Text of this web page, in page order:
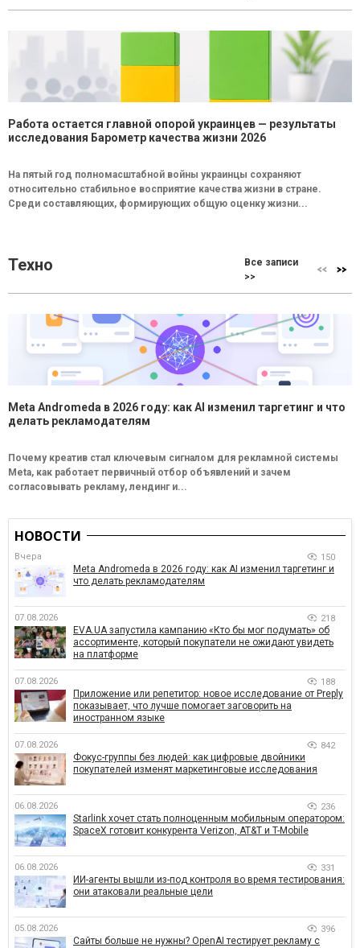
Работа остается главной опорой украинцев — результаты
исследования Барометр качества жизни 2026
На пятый год полномасштабной войны украинцы сохраняют
относительно стабильное восприятие качества жизни в стране.
Среди составляющих, формирующих общую оценку жизни...
Техно
Все записи
>>
Meta Andromeda в 2026 году: как AI изменил таргетинг и что
делать рекламодателям
Почему креатив стал ключевым сигналом для рекламной системы
Meta, как работает первичный отбор объявлений и зачем
согласовывать рекламу, лендинг и...
НОВОСТИ
Вчера 150
Meta Andromeda в 2026 году: как AI изменил таргетинг и
что делать рекламодателям
07.08.2026 218
EVA.UA запустила кампанию «Кто бы мог подумать» об
ассортименте, который покупатели не ожидают увидеть
на платформе
07.08.2026 188
Приложение или репетитор: новое исследование от Preply
показывает, что лучше помогает заговорить на
иностранном языке
07.08.2026 842
Фокус-группы без людей: как цифровые двойники
покупателей изменят маркетинговые исследования
06.08.2026 236
Starlink хочет стать полноценным мобильным оператором:
SpaceX готовит конкурента Verizon, AT&T и T-Mobile
06.08.2026 331
ИИ-агенты вышли из-под контроля во время тестирования:
они атаковали реальные цели
05.08.2026 396
Сайты больше не нужны? OpenAI тестирует рекламу с